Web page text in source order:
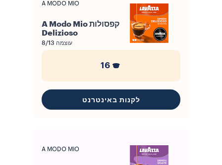
A MODO MIO
קפסולות A Modo Mio
Delizioso
עוצמה 8/13
16
לקנות באינטרנט
A MODO MIO